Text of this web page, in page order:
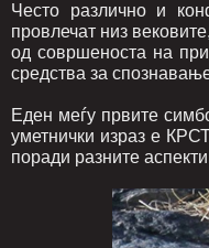
Често различно и
провлечат низ
од совршеноста на
средства за
Еден меѓу првите
уметнички израз е
поради разните